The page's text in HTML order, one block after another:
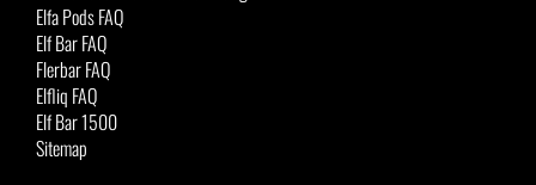
Elfa Pods FAQ
Elf Bar FAQ
Flerbar FAQ
Elfliq FAQ
Elf Bar 1500
Sitemap